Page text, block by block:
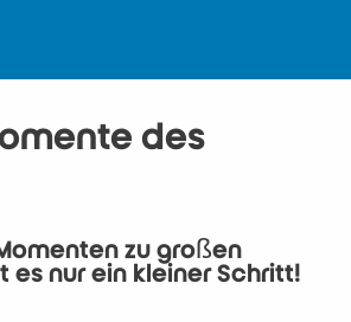
des
zu großen
es nur ein kleiner Schritt!